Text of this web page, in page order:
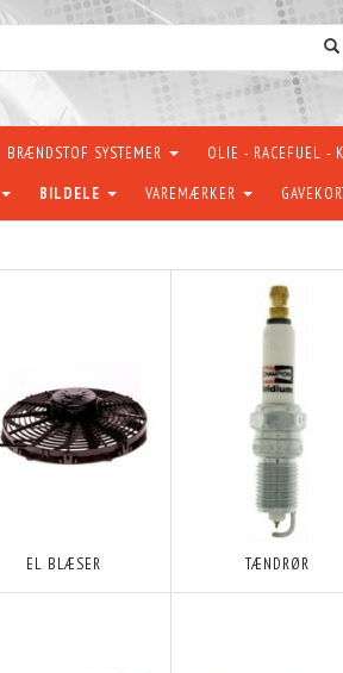
BRÆNDSTOF SYSTEMER OLIE - RACEFUEL -
BILDELE VAREMÆRKER
EL BLÆSER TÆNDRØR